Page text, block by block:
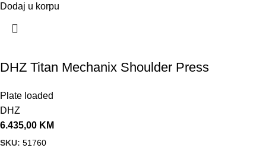
Dodaj u korpu
DHZ Titan Mechanix Shoulder Press
Plate loaded
DHZ
6.435,00 KM
SKU: 51760